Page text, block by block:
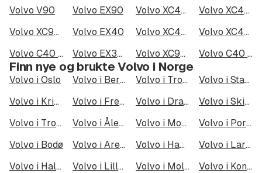
Volvo V90
Volvo EX90 Volvo XC40 Recharge Twin motor
Volvo XC40 Recharge Twin
Volvo XC90 7 Seats
Volvo EX40 Volvo XC40 P8 AWD Recharge
Volvo XC40 Recharge Single Motor
Volvo C40 Recharge Twin
Volvo EX30 Single Motor Extended Range Volvo XC90 7-seater Volvo C40 Recharge Single Motor
Finn nye og brukte Volvo i Norge
Volvo i Oslo Volvo i Bergen Volvo i Trondheim
Volvo i Stavanger
Volvo i Kristiansand
Volvo i Fredrikstad Volvo i Drammen
Volvo i Skien
Volvo i Tromsø
Volvo i Ålesund Volvo i Moss
Volvo i Porsgrunn
Volvo i Bodø
Volvo i Arendal Volvo i Hamar
Volvo i Larvik
Volvo i Halden
Volvo i Lillehammer Volvo i Molde
Volvo i Kongsberg